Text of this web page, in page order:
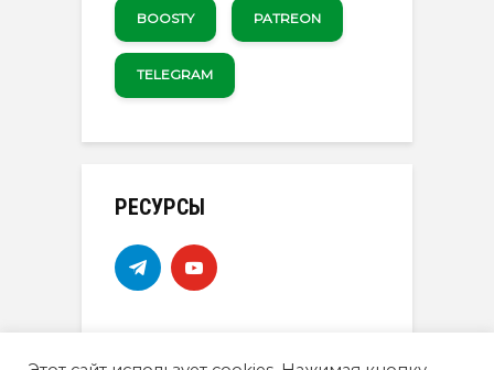
BOOSTY PATREON
TELEGRAM
РЕСУРСЫ